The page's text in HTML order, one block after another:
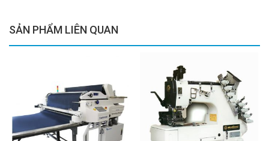
SẢN PHẨM LIÊN QUAN